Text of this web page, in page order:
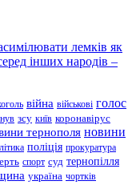
лемків як
інших народів –
війна військові голос
зсу київ коронавірус
тернополя новини
поліція прокуратура
спорт суд тернопілля
україна чортків